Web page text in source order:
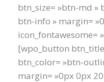
btn_size= »btn-md »
btn-info » margin=
icon_fontawesome=
[wpo_button
btn_color= »btn-
margin= »0px 0px